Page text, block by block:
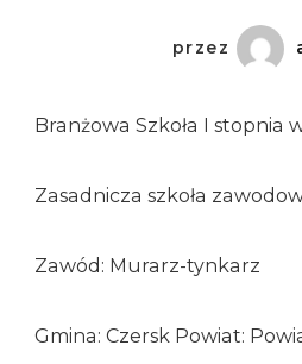
przez
Branżowa Szkoła I stopnia
Zasadnicza szkoła
Zawód: Murarz-tynkarz
Gmina: Czersk Powiat: